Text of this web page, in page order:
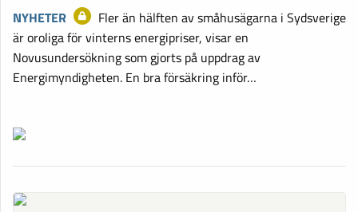
NYHETER
Fler än hälften av småhusägarna i Sydsverige
är oroliga för vinterns energipriser, visar en
Novusundersökning som gjorts på uppdrag av
Energimyndigheten. En bra försäkring inför…